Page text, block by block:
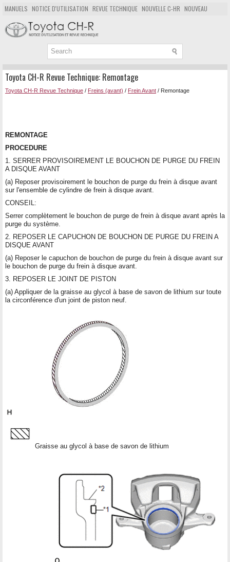
MANUELS NOTICE D'UTILISATION REVUE TECHNIQUE NOUVELLE C-HR NOUVEAU
POPULAIRE
PLAN DU SITE CHERCHER
Toyota CH-R Revue Technique: Remontage
Toyota CH-R Revue Technique / Freins (avant) / Frein Avant / Remontage
REMONTAGE
PROCEDURE
1. SERRER PROVISOIREMENT LE BOUCHON DE PURGE DU FREIN
A DISQUE AVANT
(a) Reposer provisoirement le bouchon de purge du frein à disque avant
sur l'ensemble de cylindre de frein à disque avant.
CONSEIL:
Serrer complètement le bouchon de purge de frein à disque avant après la
purge du système.
2. REPOSER LE CAPUCHON DE BOUCHON DE PURGE DU FREIN A
DISQUE AVANT
(a) Reposer le capuchon de bouchon de purge du frein à disque avant sur
le bouchon de purge du frein à disque avant.
3. REPOSER LE JOINT DE PISTON
(a) Appliquer de la graisse au glycol à base de savon de lithium sur toute
la circonférence d'un joint de piston neuf.
Graisse au glycol à base de savon de lithium